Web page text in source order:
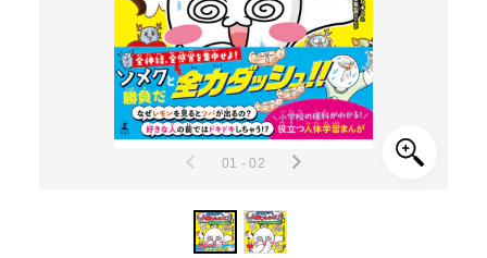
01 - 02